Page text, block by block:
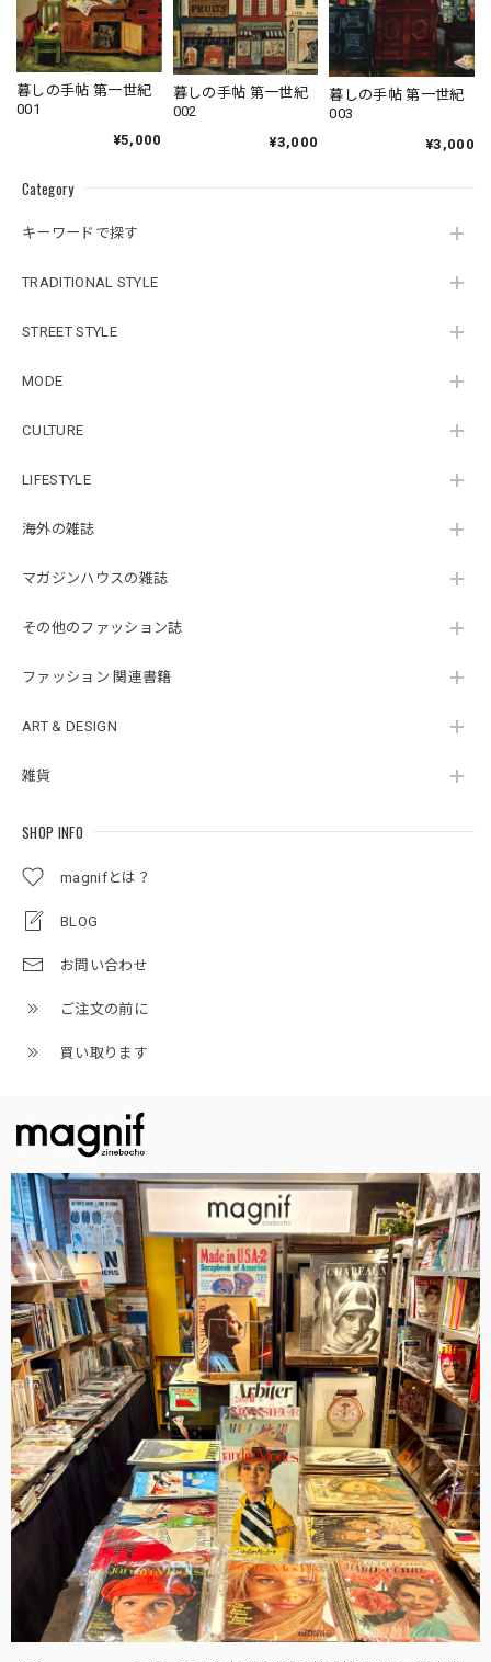
Category
キーワードで探す
TRADITIONAL STYLE
STREET STYLE
MODE
CULTURE
LIFESTYLE
海外の雑誌
マガジンハウスの雑誌
その他のファッション誌
ファッション 関連書籍
ART & DESIGN
雑貨
SHOP INFO
magnifとは？
BLOG
お問い合わせ
ご注文の前に
買い取ります
暮しの手帖 第一世紀
001
¥5,000
暮しの手帖 第一世紀
002
¥3,000
暮しの手帖 第一世紀
003
¥3,000